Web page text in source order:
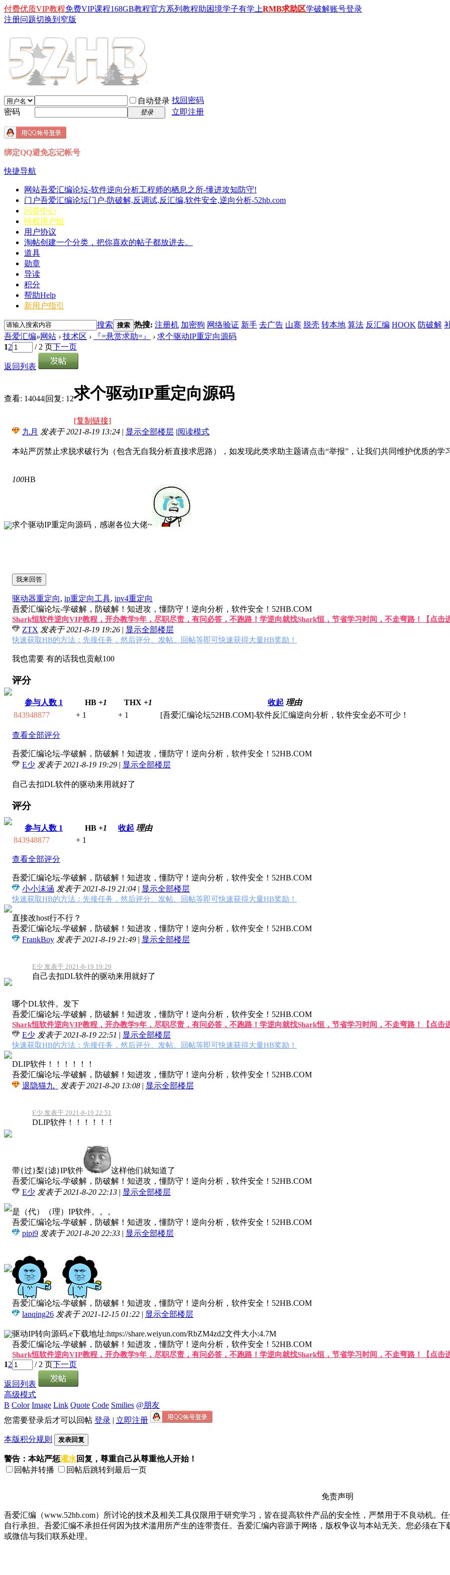
付费优质VIP教程免费VIP课程168GB教程官方系列教程助困境学子有学上RMB求助区学破解账号登录
注册问题切换到窄版
自动登录 找回密码
密码
登录 立即注册
绑定QQ避免忘记帐号
快捷导航
网站吾爱汇编论坛-软件逆向分析工程师的栖息之所-懂进攻知防守!
门户吾爱汇编论坛门户-防破解,反调试,反汇编,软件安全,逆向分析-52hb.com
问答中心
特权用户组
用户协议
淘帖创建一个分类，把你喜欢的帖子都放进去。
道具
勋章
导读
积分
帮助Help
新用户指引
搜索 搜索 热搜: 注册机 加密狗 网络验证 新手 去广告 山寨 脱壳 转本地 算法 反汇编 HOOK 防破解
吾爱汇编»网站 › 技术区 › 『=悬赏求助=』 › 求个驱动IP重定向源码
12 / 2 页下一页
返回列表
查看: 14044|回复: 12求个驱动IP重定向源码
[复制链接]
九月 发表于 2021-8-19 13:24 | 显示全部楼层 |阅读模式
本站严厉禁止求脱求破行为（包含无自我分析直接求思路），如发现此类求助主题请点击“举报”，让我们共同维护优质的学
100HB
求个驱动IP重定向源码，感谢各位大佬~
我来回答
驱动器重定向, ip重定向工具, ipv4重定向
吾爱汇编论坛-学破解，防破解！知进攻，懂防守！逆向分析，软件安全！52HB.COM
Shark恒软件逆向VIP教程，开办教学9年，尽职尽责，有问必答，不跑路！学逆向就找Shark恒，节省学习时间，不走弯路！【点击
ZTX 发表于 2021-8-19 19:26 | 显示全部楼层
快速获取HB的方法：先接任务，然后评分、发帖、回帖等即可快速获得大量HB奖励！
我也需要 有的话我也贡献100
评分
参与人数 1 HB +1 THX +1 收起 理由
843948877
+ 1 + 1 [吾爱汇编论坛52HB.COM]-软件反汇编逆向分析，软件安全必不可少！
查看全部评分
吾爱汇编论坛-学破解，防破解！知进攻，懂防守！逆向分析，软件安全！52HB.COM
E少 发表于 2021-8-19 19:29 | 显示全部楼层
自己去扣DL软件的驱动来用就好了
评分
参与人数 1 HB +1 收起 理由
843948877
+ 1
查看全部评分
吾爱汇编论坛-学破解，防破解！知进攻，懂防守！逆向分析，软件安全！52HB.COM
小小沫涵 发表于 2021-8-19 21:04 | 显示全部楼层
快速获取HB的方法：先接任务，然后评分、发帖、回帖等即可快速获得大量HB奖励！
直接改host行不行？
吾爱汇编论坛-学破解，防破解！知进攻，懂防守！逆向分析，软件安全！52HB.COM
FrankBoy 发表于 2021-8-19 21:49 | 显示全部楼层
E少 发表于 2021-8-19 19:29
自己去扣DL软件的驱动来用就好了
哪个DL软件。发下
吾爱汇编论坛-学破解，防破解！知进攻，懂防守！逆向分析，软件安全！52HB.COM
Shark恒软件逆向VIP教程，开办教学9年，尽职尽责，有问必答，不跑路！学逆向就找Shark恒，节省学习时间，不走弯路！【点击
E少 发表于 2021-8-19 22:51 | 显示全部楼层
快速获取HB的方法：先接任务，然后评分、发帖、回帖等即可快速获得大量HB奖励！
DLIP软件！！！！！！
吾爱汇编论坛-学破解，防破解！知进攻，懂防守！逆向分析，软件安全！52HB.COM
退隐猫九_
发表于 2021-8-20 13:08 | 显示全部楼层
E少 发表于 2021-8-19 22:51
DLIP软件！！！！！！
带{过}梨{滤}IP软件
这样他们就知道了
吾爱汇编论坛-学破解，防破解！知进攻，懂防守！逆向分析，软件安全！52HB.COM
E少 发表于 2021-8-20 22:13 | 显示全部楼层
是（代）（理）IP软件。。。
吾爱汇编论坛-学破解，防破解！知进攻，懂防守！逆向分析，软件安全！52HB.COM
pipi9 发表于 2021-8-20 22:33 | 显示全部楼层
吾爱汇编论坛-学破解，防破解！知进攻，懂防守！逆向分析，软件安全！52HB.COM
lanqing26 发表于 2021-12-15 01:22 | 显示全部楼层
驱动IP转向源码.e下载地址:https://share.weiyun.com/RbZM4zd2文件大小:4.7M
吾爱汇编论坛-学破解，防破解！知进攻，懂防守！逆向分析，软件安全！52HB.COM
Shark恒软件逆向VIP教程，开办教学9年，尽职尽责，有问必答，不跑路！学逆向就找Shark恒，节省学习时间，不走弯路！【点击
12 / 2 页下一页
返回列表
高级模式
B Color Image Link Quote Code Smilies @朋友
您需要登录后才可以回帖 登录 | 立即注册
本版积分规则 发表回复
警告：本站严惩灌水回复，尊重自己从尊重他人开始！
回帖并转播
回帖后跳转到最后一页
免责声明
吾爱汇编（www.52hb.com）所讨论的技术及相关工具仅限用于研究学习，皆在提高软件产品的安全性，严禁用于不良动机。
自行承担。吾爱汇编不承担任何因为技术滥用所产生的连带责任。吾爱汇编内容源于网络，版权争议与本站无关。您必须在
或微信与我们联系处理。